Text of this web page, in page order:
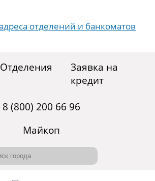
Отделения
Заявка на
кредит
8 (800) 200 66 96
Майкоп